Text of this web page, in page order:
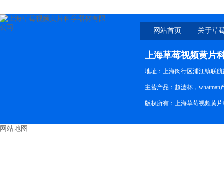
网站首页 关于草
上海草莓视频黄片
地址：上海闵行区浦江镇联
主营产品：超滤杯，whatman
版权所有：上海草莓视频黄
网站地图